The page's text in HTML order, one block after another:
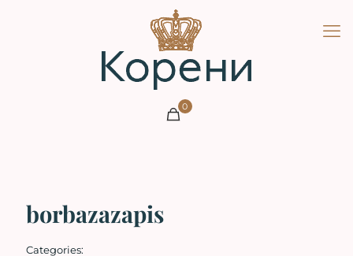
0
borbazazapis
Categories: